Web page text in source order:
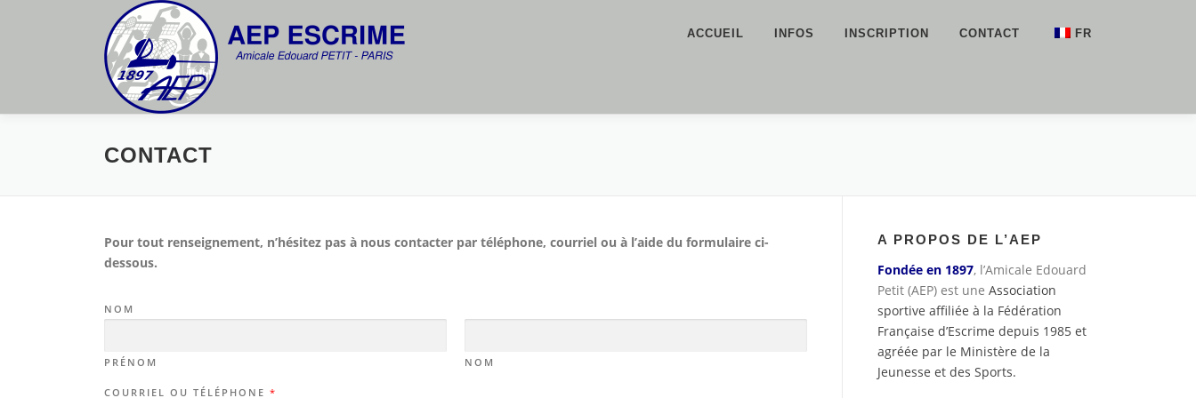
ACCUEIL INFOS INSCRIPTION CONTACT FR
CONTACT
Pour tout renseignement, n’hésitez pas à nous contacter par téléphone, courriel ou à l’aide du formulaire ci-
dessous.
NOM
PRÉNOM NOM
COURRIEL OU TÉLÉPHONE *
A PROPOS DE L’AEP
Fondée en 1897, l’Amicale Edouard
Petit (AEP) est une Association
sportive affiliée à la Fédération
Française d’Escrime depuis 1985 et
agréée par le Ministère de la
Jeunesse et des Sports.